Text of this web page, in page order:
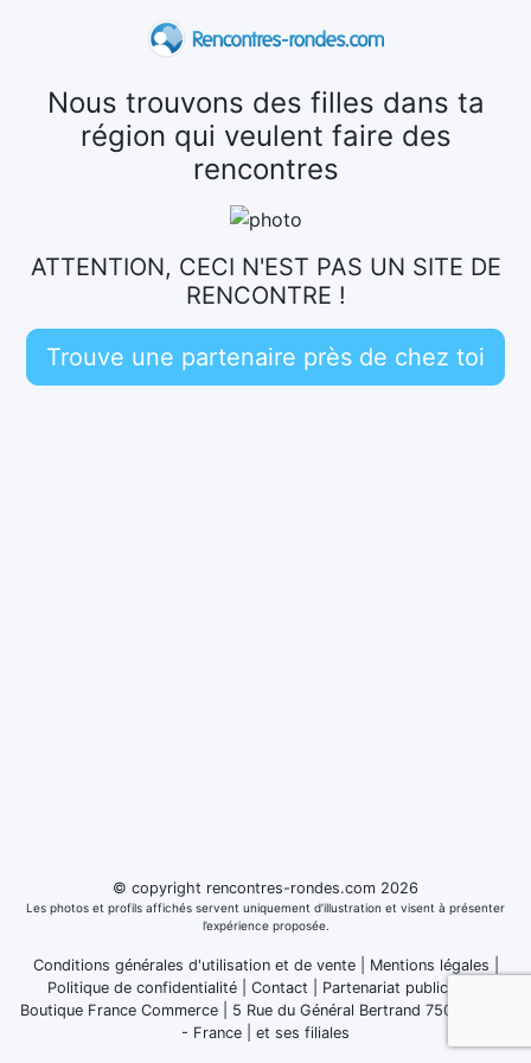
Nous trouvons des filles dans ta
région qui veulent faire des
rencontres
ATTENTION, CECI N'EST PAS UN SITE DE
RENCONTRE !
Trouve une partenaire près de chez toi
© copyright rencontres-rondes.com 2026
Les photos et profils affichés servent uniquement d’illustration et visent à présenter
l’expérience proposée.
Conditions générales d'utilisation et de vente| Mentions légales
Politique de confidentialité
Contact
Partenariat publicitaire
Boutique France Commerce | 5 Rue du Général Bertrand 75007 Paris
- France
et ses filiales